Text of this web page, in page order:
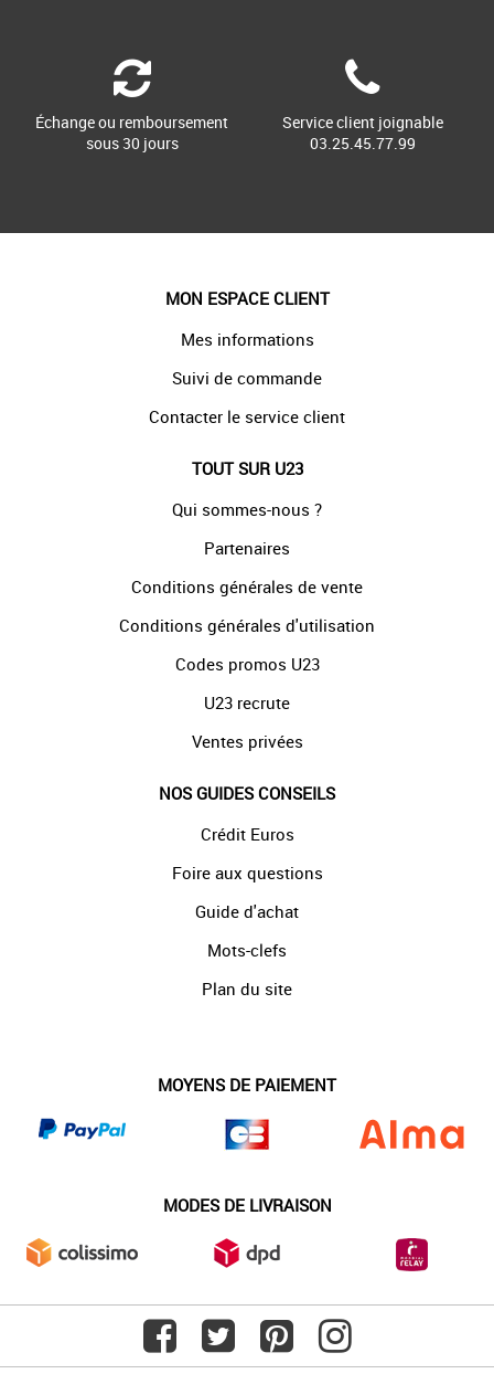
Échange ou remboursement
sous 30 jours
Service client joignable
03.25.45.77.99
MON ESPACE CLIENT
Mes informations
Suivi de commande
Contacter le service client
TOUT SUR U23
Qui sommes-nous ?
Partenaires
Conditions générales de vente
Conditions générales d'utilisation
Codes promos U23
U23 recrute
Ventes privées
NOS GUIDES CONSEILS
Crédit Euros
Foire aux questions
Guide d'achat
Mots-clefs
Plan du site
MOYENS DE PAIEMENT
MODES DE LIVRAISON